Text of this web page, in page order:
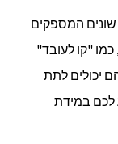
שונים המספקים
כמו "קו לעובד"
יכולים לתת
לכם במידת